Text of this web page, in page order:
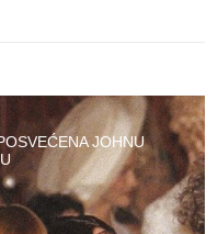
JOHNU